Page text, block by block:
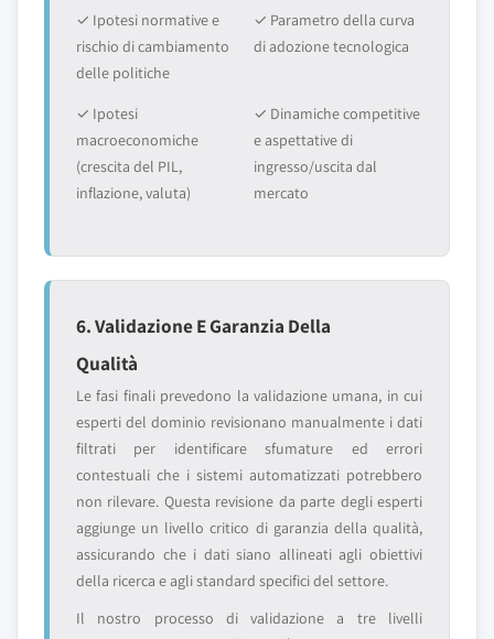
✓ Ipotesi normative e
rischio di cambiamento
delle politiche
✓ Parametro della curva
di adozione tecnologica
✓ Ipotesi
macroeconomiche
(crescita del PIL,
inflazione, valuta)
✓ Dinamiche competitive
e aspettative di
ingresso/uscita dal
mercato
6. Validazione E Garanzia Della
Qualità
Le fasi finali prevedono la validazione umana, in cui
esperti del dominio revisionano manualmente i dati
filtrati per identificare sfumature ed errori
contestuali che i sistemi automatizzati potrebbero
non rilevare. Questa revisione da parte degli esperti
aggiunge un livello critico di garanzia della qualità,
assicurando che i dati siano allineati agli obiettivi
della ricerca e agli standard specifici del settore.
Il nostro processo di validazione a tre livelli